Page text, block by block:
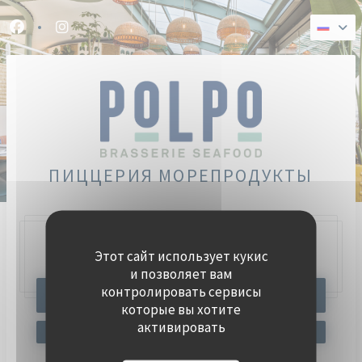
Панель управления cookies
Этот сайт использует кукис
и позволяет вам
контролировать сервисы
которые вы хотите
активировать
Facebook ((открывается в новом окне))
Instagram ((открывается в новом окне))
ПИЦЦЕРИЯ МОРЕПРОДУКТЫ
47, Quai Charles Pasqua,92300 Levallois-Perret
ЗАБРОНИРОВАТЬ СТОЛИК